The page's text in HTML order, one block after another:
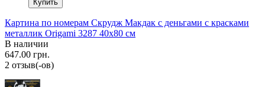
Купить
Картина по номерам Скрудж Макдак с деньгами с красками
металлик Origami 3287 40x80 см
В наличии
647.00 грн.
2 отзыв(-ов)